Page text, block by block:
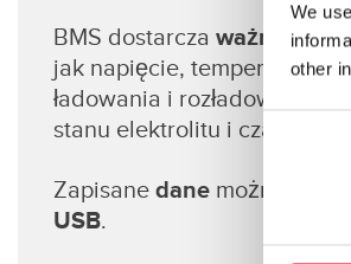
We
other
Consent
BMS dostarcza ważne
jak napięcie, temperatura i
ładowania i rozładowania
stanu elektrolitu i czas
Zapisane dane można
USB.